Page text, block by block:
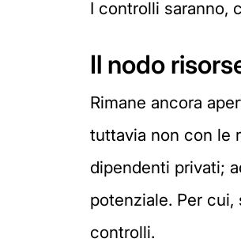
I controlli saranno,
Il nodo
Rimane ancora
tuttavia non con le
dipendenti privati;
potenziale. Per
controlli.